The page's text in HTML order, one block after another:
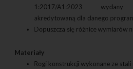
1:2017/A1:2023
akredytowaną dla danego
Dopuszcza się różnice wymiarów
Materiały
Rogi konstrukcji wykonane ze stali